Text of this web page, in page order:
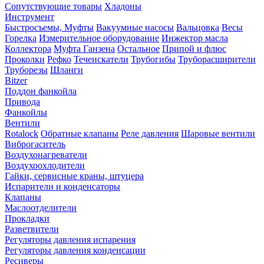
Сопутствующие товары Хладоны
Инструмент
Быстросъемы, Муфты Вакуумные насосы Вальцовка Весы
Горелка Измерительное оборудование Инжектор масла
Коллектора Муфта Ганзена Остальное Припой и флюс
Проколки Рефко Течеискатели Трубогибы Труборасширители
Труборезы Шланги
Bitzer
Поддон фанкойла
Привода
Фанкойлы
Вентили
Rotalock Обратные клапаны Реле давления Шаровые вентили
Виброгаситель
Воздухонагреватели
Воздухоохлодители
Гайки, сервисные краны, штуцера
Испарители и конденсаторы
Клапаны
Маслоотделители
Прокладки
Разветвители
Регуляторы давления испарения
Регуляторы давления конденсации
Ресиверы